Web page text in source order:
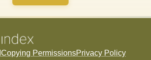
Copying PermissionsPrivacy Policy